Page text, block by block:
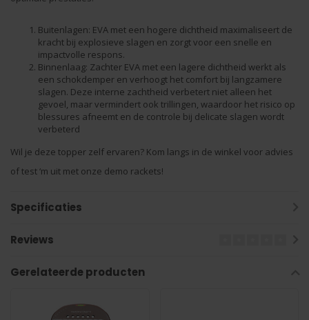
Buitenlagen: EVA met een hogere dichtheid maximaliseert de
kracht bij explosieve slagen en zorgt voor een snelle en
impactvolle respons.
Binnenlaag: Zachter EVA met een lagere dichtheid werkt als
een schokdemper en verhoogt het comfort bij langzamere
slagen. Deze interne zachtheid verbetert niet alleen het
gevoel, maar vermindert ook trillingen, waardoor het risico op
blessures afneemt en de controle bij delicate slagen wordt
verbeterd
Wil je deze topper zelf ervaren? Kom langs in de winkel voor advies
of test ‘m uit met onze demo rackets!
Specificaties
Reviews
Gerelateerde producten